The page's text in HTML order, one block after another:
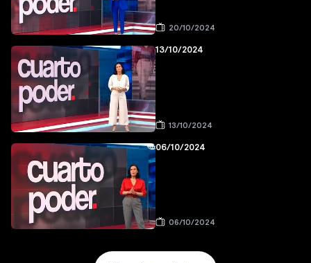
20/10/2024
13/10/2024
13/10/2024
06/10/2024
06/10/2024